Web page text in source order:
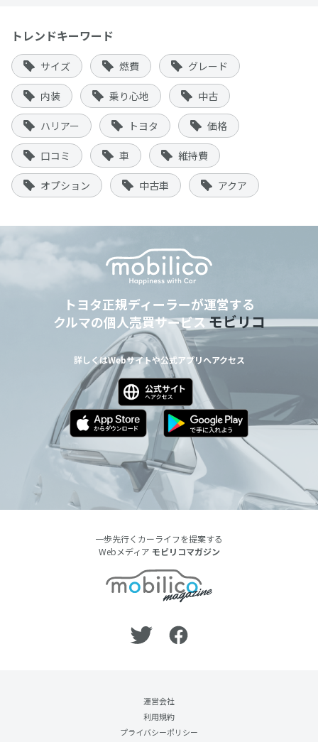
トレンドキーワード
サイズ 燃費 グレード
内装 乗り心地 中古
ハリアー トヨタ 価格
口コミ 車 維持費
オプション 中古車 アクア
トヨタ正規ディーラーが運営する
クルマの個人売買サービスモビリコ
詳しくはWebサイトや公式アプリへアクセス
一歩先行くカーライフを提案する
Webメディア モビリコマガジン
運営会社
利用規約
プライバシーポリシー